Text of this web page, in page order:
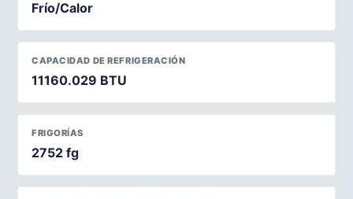
Frío/Calor
CAPACIDAD DE REFRIGERACIÓN
11160.029 BTU
FRIGORÍAS
2752 fg